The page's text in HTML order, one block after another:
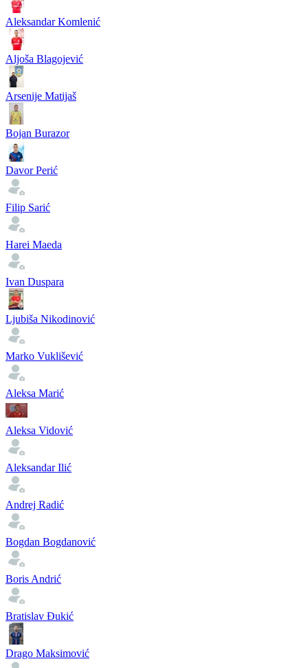
Aleksandar Komlenić
Aljoša Blagojević
Arsenije Matijaš
Bojan Burazor
Davor Perić
Filip Sarić
Harei Maeda
Ivan Duspara
Ljubiša Nikodinović
Marko Vuklišević
Aleksa Marić
Aleksa Vidović
Aleksandar Ilić
Andrej Radić
Bogdan Bogdanović
Boris Andrić
Bratislav Đukić
Drago Maksimović